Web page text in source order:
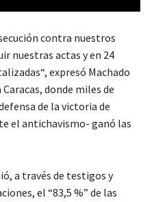
contra nuestros
nuestras actas y en 24
expresó Machado
donde miles de
de la victoria de
el antichavismo- ganó las
a través de testigos y
el “83,5 %” de las